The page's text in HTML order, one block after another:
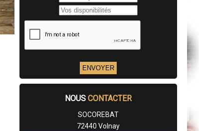
NOUS CONTACTER
SOCOREBAT
72440 Volnay